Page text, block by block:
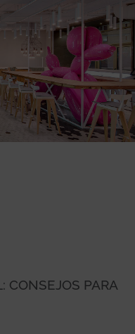
CONSEJOS PARA